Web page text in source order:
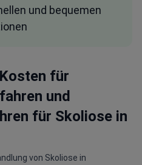
für
und
für Skoliose in
von Skoliose in
und bequemen